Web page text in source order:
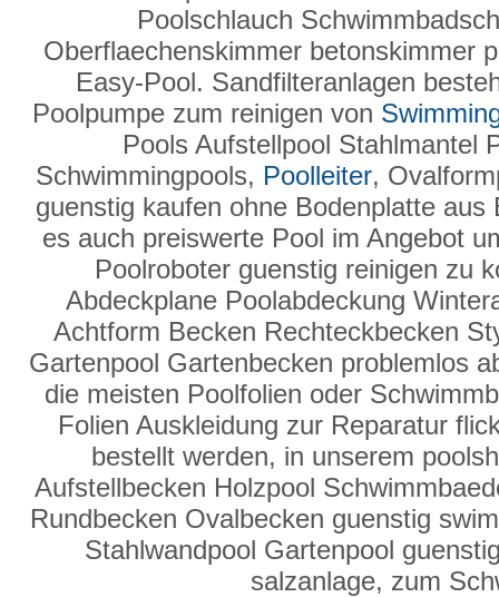
Poolschlauch
Oberflaechenskimmer betonskimmer
Easy-Pool. Sandfilteranlagen
Poolpumpe zum reinigen von
Pools Aufstellpool Stahlmantel
Schwimmingpools, Poolleiter,
guenstig kaufen ohne Bodenplatte
es auch preiswerte Pool im Angebot
Poolroboter guenstig reinigen zu
Abdeckplane Poolabdeckung
Achtform Becken Rechteckbecken
Gartenpool Gartenbecken problemlos
die meisten Poolfolien oder
Folien Auskleidung zur Reparatur
bestellt werden, in unserem
Aufstellbecken Holzpool
Rundbecken Ovalbecken guenstig
Stahlwandpool Gartenpool
salzanlage, zum